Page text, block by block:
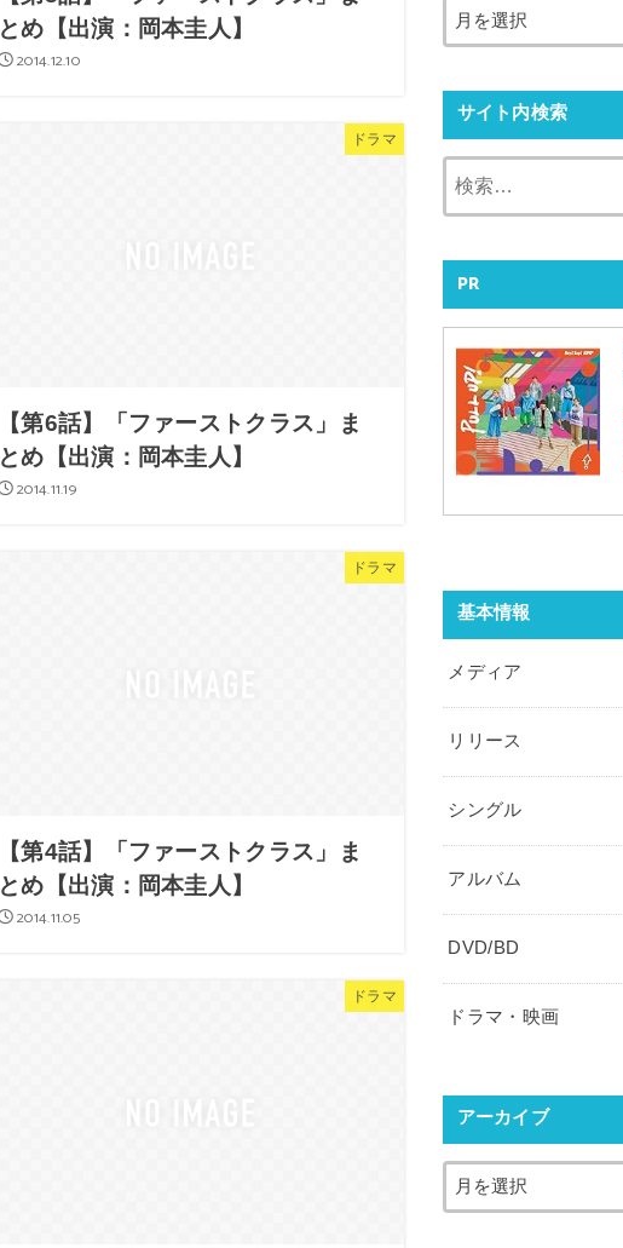
とめ【出演：岡本圭人】
2014.12.10
ドラマ
【第6話】「ファーストクラス」ま
とめ【出演：岡本圭人】
2014.11.19
ドラマ
【第4話】「ファーストクラス」ま
とめ【出演：岡本圭人】
2014.11.05
ドラマ
サイト内検索
PR
基本情報
メディア
リリース
シングル
アルバム
DVD/BD
ドラマ・映画
アーカイブ